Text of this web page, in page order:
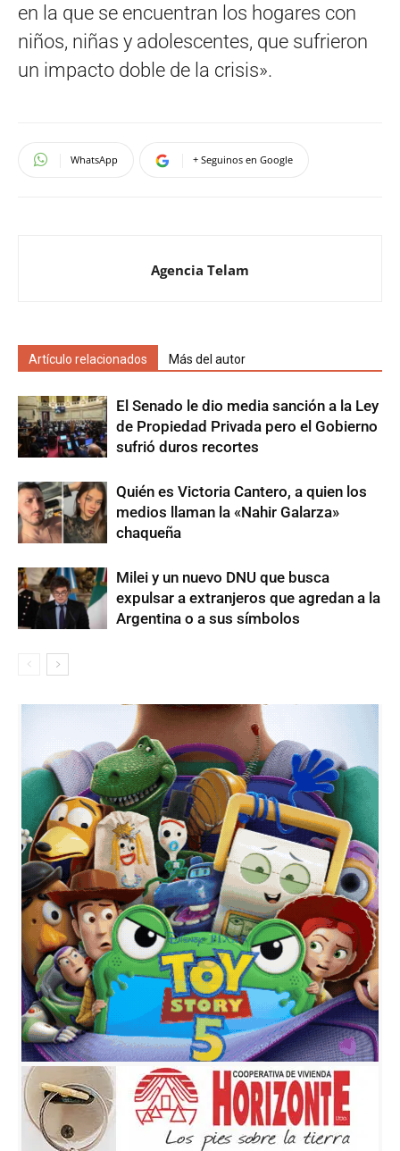
en la que se encuentran los hogares con
niños, niñas y adolescentes, que sufrieron
un impacto doble de la crisis».
WhatsApp + Seguinos en Google
Agencia Telam
Artículo relacionados Más del autor
El Senado le dio media sanción a la Ley
de Propiedad Privada pero el Gobierno
sufrió duros recortes
Quién es Victoria Cantero, a quien los
medios llaman la «Nahir Galarza»
chaqueña
Milei y un nuevo DNU que busca
expulsar a extranjeros que agredan a la
Argentina o a sus símbolos